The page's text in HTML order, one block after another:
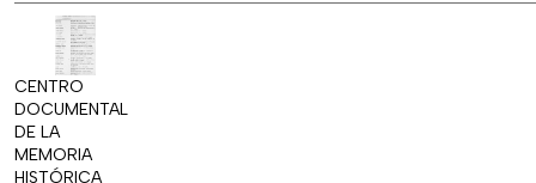
CENTRO
DOCUMENTAL
DE LA
MEMORIA
HISTÓRICA